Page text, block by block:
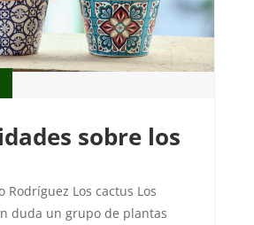
sobre los
Rodríguez Los cactus Los
duda un grupo de plantas